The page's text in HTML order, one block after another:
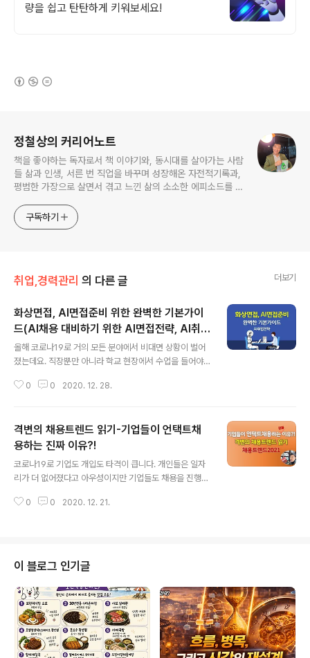
량을 쉽고 탄탄하게 키워보세요!
정철상의 커리어노트
책을 좋아하는 독자로서 책 이야기와, 동시대를 살아가는 사람
들 삶과 인생, 서른 번 직업을 바꾸며 성장해온 자전적기록과,
평범한 가장으로 살면서 겪고 느낀 삶의 소소한 에피소드를 전
고픈 커리어코치, 유튜브: 정교수의 인생수업
구독하기
취업,경력관리 의 다른 글 더보기
화상면접, AI면접준비 위한 완벽한 기본가이
드(AI채용 대비하기 위한 AI면접전략, AI취업
전략)
올해 코로나19로 거의 모든 분야에서 비대면 상황이 벌어
졌는데요. 직장뿐만 아니라 학교 현장에서 수업을 들어야
육이나 직장, 배달 서비스 외에도 거의 모든 분야에서 이뤄
와 면접을 봐야 하는 상황까지 이르렀으니까요. 아직은 화
상면접 수준에서 비대면으로 채용이 진행되는 기업들이 많
았지만 전면적으로 AI채용을 도입하며 AI면접을 진행한 기
업들도 제법이 있습니다. 올해 2백여 곳이 AI채용으로 진
다 더 급속하게 확산되어 나갈 것으로 보여서 취준생들의
0 0 2020. 12. 28.
격변의 채용트렌드 읽기-기업들이 언택트채
용하는 진짜 이유?!
코로나19로 기업도 개입도 타격이 큽니다. 개인들은 일자
리가 더 없어졌다고 아우성이지만 기업들도 채용을 진행하
다. 그동안 기업과 개인이 직접 서로 대면하고 채용을 결정
습니다. 언택트채용을 말 그대로 하면 비대면채용인데요.
과거에는 없었던 채용방식이냐 하면 꼭 그렇지도 않습니
다. 과거에도 비대면채용은 전화면접, 화상면접 등의 방식
으로 있었습니다. 하지만 이제는 AI와 빅데이터 기술을 바
탕으로 언택트 채용기술이 일취월장해 나가고 있어 기존방
식을 앞도하고 있습니다. 앞으로 이러한 언택트 채용방식
으로 더..
0 0 2020. 12. 21.
이 블로그 인기글